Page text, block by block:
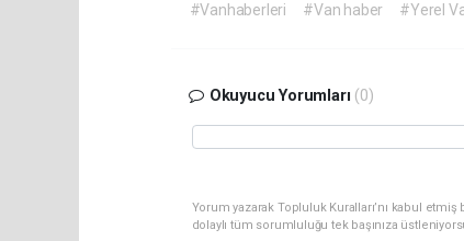
#Vanhaberleri #Van haber #Yerel
Okuyucu Yorumları (0)
Yorum yazarak Topluluk Kuralları’nı kabul
dolaylı tüm sorumluluğu tek başınıza